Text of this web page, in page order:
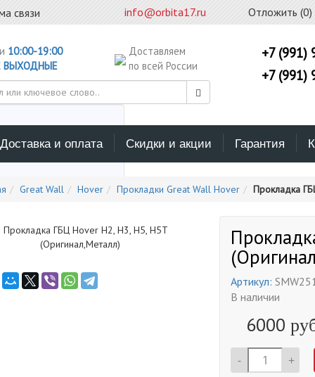
связи info@orbita17.ru Отложить (0)
10:00-19:00
ВЫХОДНЫЕ
Доставляем
по всей России
каталог поиска
+7 (991)
+7 (991)
Доставка и оплата Скидки и акции Гарантия
Great Wall Hover Прокладки Great Wall Hover Прокладка
Артикул:
В наличии
6000
- +